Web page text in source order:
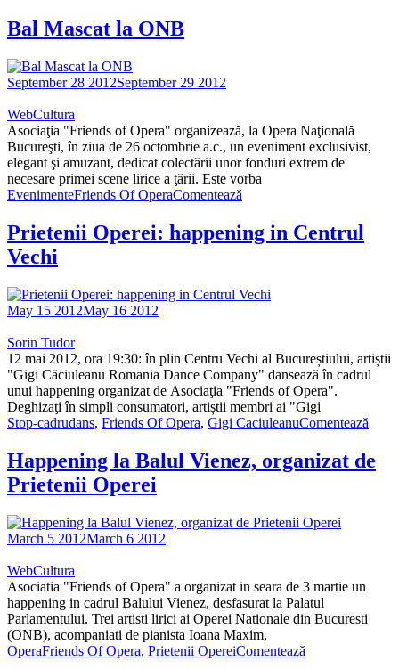
Bal Mascat la ONB
September 28 2012September 29 2012
WebCultura
Asociaţia "Friends of Opera" organizează, la Opera Naţională
Bucureşti, în ziua de 26 octombrie a.c., un eveniment exclusivist,
elegant şi amuzant, dedicat colectării unor fonduri extrem de
necesare primei scene lirice a ţării. Este vorba
EvenimenteFriends Of OperaComentează
Prietenii Operei: happening in Centrul
Vechi
May 15 2012May 16 2012
Sorin Tudor
12 mai 2012, ora 19:30: în plin Centru Vechi al Bucureștiului, artiștii
"Gigi Căciuleanu Romania Dance Company" dansează în cadrul
unui happening organizat de Asociaţia "Friends of Opera".
Deghizaţi în simpli consumatori, artiștii membri ai "Gigi
Stop-cadrudans, Friends Of Opera, Gigi CaciuleanuComentează
Happening la Balul Vienez, organizat de
Prietenii Operei
March 5 2012March 6 2012
WebCultura
Asociatia "Friends of Opera" a organizat in seara de 3 martie un
happening in cadrul Balului Vienez, desfasurat la Palatul
Parlamentului. Trei artisti lirici ai Operei Nationale din Bucuresti
(ONB), acompaniati de pianista Ioana Maxim,
OperaFriends Of Opera, Prietenii OpereiComentează